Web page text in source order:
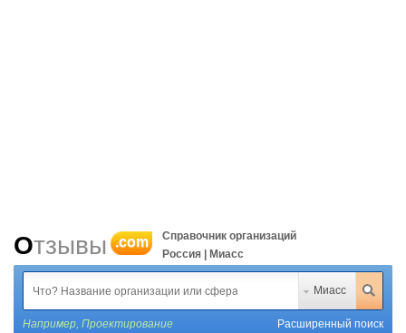
Отзывы .com
Справочник организаций
Россия | Миасс
Миасс
Например, Проектирование
Расширенный поиск